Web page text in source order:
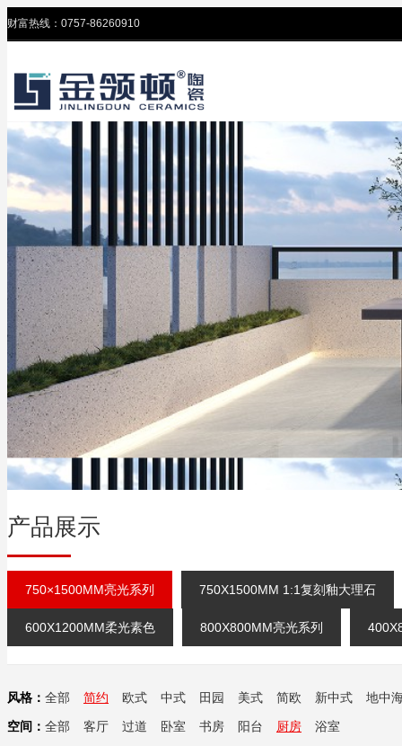
财富热线：0757-86260910
产品展示
750×1500MM亮光系列 750X1500MM 1:1复刻釉大理石
600X1200MM柔光素色 800X800MM亮光系列
风格： 全部 简约 欧式 中式 田园 美式 简欧 新中式
地中
空间： 全部 客厅 过道 卧室 书房 阳台 厨房 浴室